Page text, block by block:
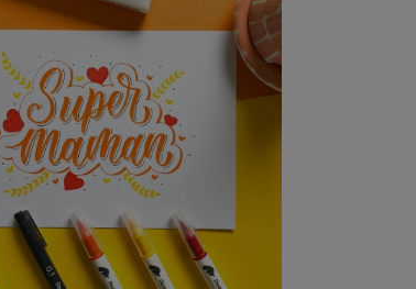
mères est un moment
révéler vos talents
qui feront briller...
une carte
pour la
mères !